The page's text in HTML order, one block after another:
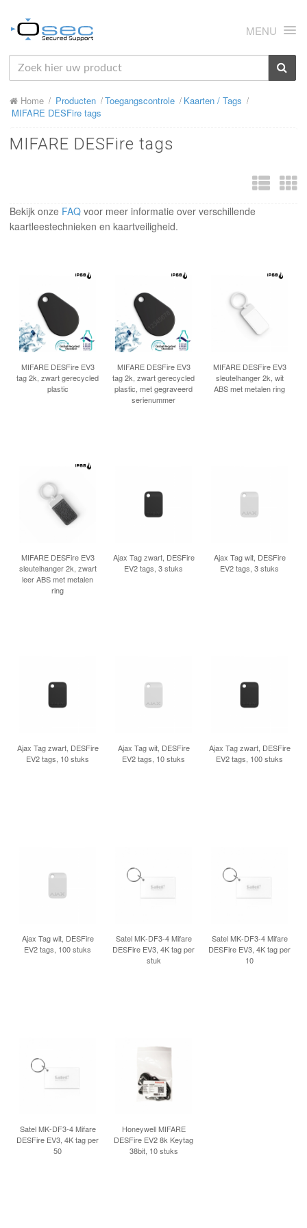
MENU
HOME
OVER ONS
NIEUWS
RMA
INLOGGEN
Home Producten Toegangscontrole
Kaarten / Tags
MIFARE DESFire tags
MIFARE DESFire tags
Bekijk onze FAQ voor meer informatie over verschillende
kaartleestechnieken en kaartveiligheid.
MIFARE DESFire EV3
tag 2k, zwart gerecycled
plastic
MIFARE DESFire EV3
tag 2k, zwart gerecycled
plastic, met gegraveerd
serienummer
MIFARE DESFire EV3
sleutelhanger 2k, wit
ABS met metalen ring
MIFARE DESFire EV3
sleutelhanger 2k, zwart
leer ABS met metalen
ring
Ajax Tag zwart, DESFire
EV2 tags, 3 stuks
Ajax Tag wit, DESFire
EV2 tags, 3 stuks
Ajax Tag zwart, DESFire
EV2 tags, 10 stuks
Ajax Tag wit, DESFire
EV2 tags, 10 stuks
Ajax Tag zwart, DESFire
EV2 tags, 100 stuks
Ajax Tag wit, DESFire
EV2 tags, 100 stuks
Satel MK-DF3-4 Mifare
DESFire EV3, 4K tag per
stuk
Satel MK-DF3-4 Mifare
DESFire EV3, 4K tag per
10
Satel MK-DF3-4 Mifare
DESFire EV3, 4K tag per
50
Honeywell MIFARE
DESFire EV2 8k Keytag
38bit, 10 stuks